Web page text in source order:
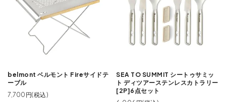
belmont ベルモント Fireサイドテ
ーブル
7,700円(税込)
SEA TO SUMMIT シートゥサミッ
ト ディツアーステンレスカトラリー
[2P]6点セット